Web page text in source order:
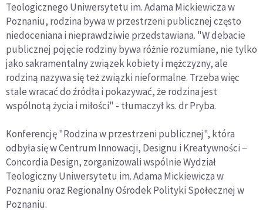
Teologicznego Uniwersytetu im. Adama Mickiewicza w
Poznaniu, rodzina bywa w przestrzeni publicznej często
niedoceniana i nieprawdziwie przedstawiana. "W debacie
publicznej pojęcie rodziny bywa różnie rozumiane, nie tylko
jako sakramentalny związek kobiety i mężczyzny, ale
rodziną nazywa się też związki nieformalne. Trzeba więc
stale wracać do źródła i pokazywać, że rodzina jest
wspólnotą życia i miłości" - tłumaczył ks. dr Pryba.
Konferencję "Rodzina w przestrzeni publicznej", która
odbyła się w Centrum Innowacji, Designu i Kreatywności −
Concordia Design, zorganizowali wspólnie Wydział
Teologiczny Uniwersytetu im. Adama Mickiewicza w
Poznaniu oraz Regionalny Ośrodek Polityki Społecznej w
Poznaniu.